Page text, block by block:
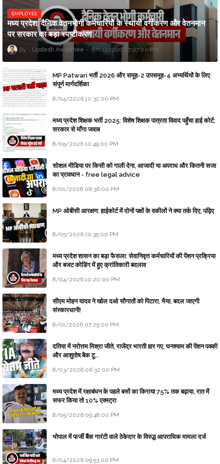
EMPLOYEE
मध्य प्रदेश: दैनिक वेतनभोगी कर्मचारियों के स्थायी वर्गीकरण और वेतनमान
पर सरकार का बड़ा स्पष्टीकरण
Updesh Awasthee 8/01/2026 07:07:00 PM
MP Patwari भर्ती 2026 और समूह-2 उपसमूह-4 अभ्यर्थियों के लिए
संपूर्ण मार्गदर्शिका
8/04/2026 10:32:00 PM
मध्य प्रदेश शिक्षक भर्ती 2025: विशेष शिक्षक पात्रता विवाद पहुँचा हाई कोर्ट;
सरकार से माँगा जवाब
8/05/2026 10:49:00 PM
सोशल मीडिया पर किसी को गाली देना, आजादी या अपराध और कितनी सजा
का प्रावधान - free legal advice
8/01/2026 06:36:00 PM
MP ओबीसी आरक्षण: हाईकोर्ट में दोनों पक्षों के वकीलों ने क्या तर्क दिए, पढ़िए
8/05/2026 10:35:00 PM
मध्य प्रदेश शासन का बड़ा फैसला: सेवानिवृत्त कर्मचारियों की पेंशन प्रक्रिया
और बजट कोडिंग में हुए क्रांतिकारी बदलाव
8/04/2026 10:20:00 PM
सीएम मोहन यादव ने खोल दओ सौगातों को पिटारा, भैया, बदल जाएगी
संस्कारधानी!
8/01/2026 07:25:00 PM
दतिया में नरोत्तम मिश्रा जीते, राजेंद्र भारती हार गए, घनश्याम की पेंशन पक्की
और आशुतोष बैक टू...
8/03/2026 06:32:00 PM
मध्य प्रदेश में रक्षाबंधन के पहले बसों का किराया 75% तक बढ़ाया, रात में
सफर किया तो 10% एक्स्ट्रा
8/05/2026 09:48:00 PM
भोपाल में फर्जी बैंक गारंटी वाले ठेकेदार के विरुद्ध आपराधिक मामला दर्ज
8/04/2026 09:53:00 PM